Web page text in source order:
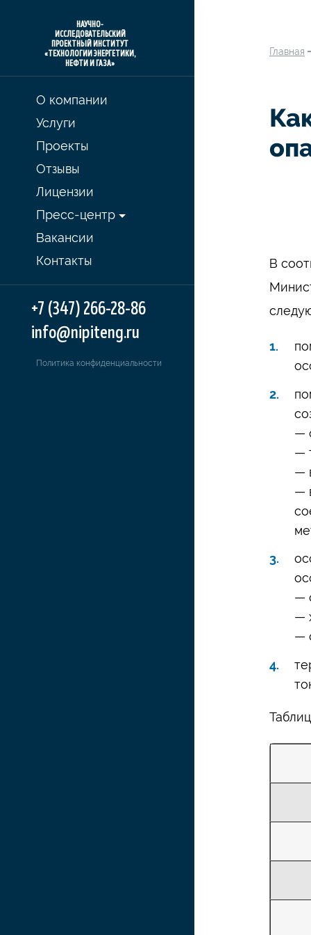
НАУЧНО-
ИССЛЕДОВАТЕЛЬСКИЙ
ПРОЕКТНЫЙ ИНСТИТУТ
«ТЕХНОЛОГИИ ЭНЕРГЕТИКИ,
НЕФТИ И ГАЗА»
О компании
Услуги
Проекты
Отзывы
Лицензии
Пресс-центр
Вакансии
Контакты
+7 (347) 266-28-86
info@nipiteng.ru
Политика конфиденциальности
Главная
В
—
—
—
—
—
—
—